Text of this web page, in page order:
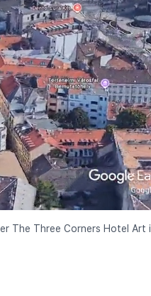
The Three Corners Hotel Art i